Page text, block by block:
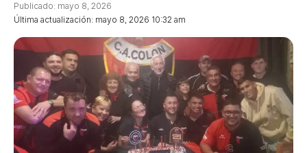
Última actualización: mayo 8, 2026 10:32 am
Publicado: mayo 8, 2026